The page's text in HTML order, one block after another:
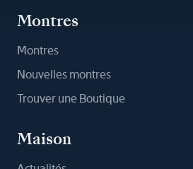
Montres
Montres
Nouvelles montres
Trouver une Boutique
Maison